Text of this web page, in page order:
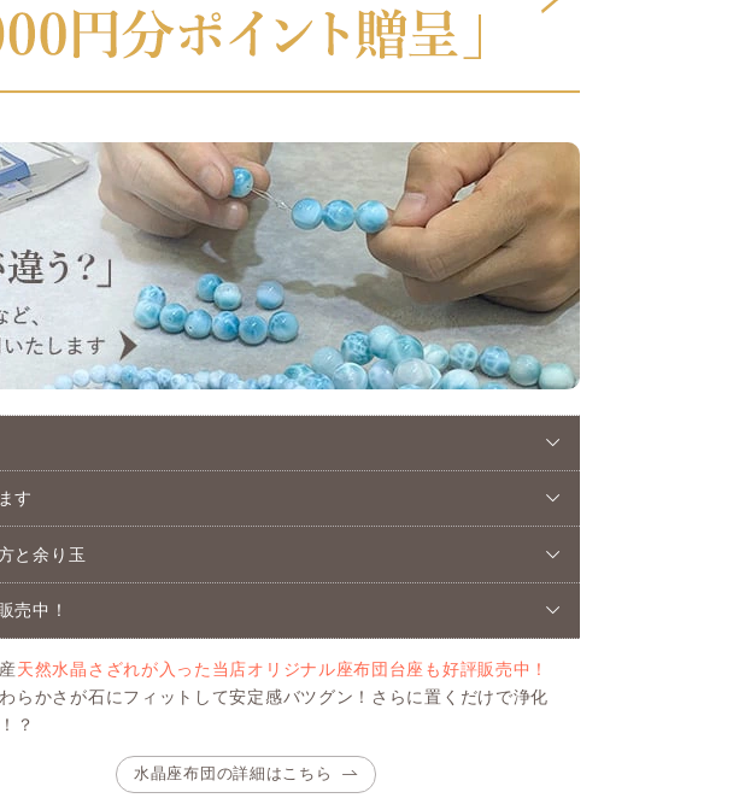
す
と余り玉
売中！
天然水晶さざれが入った当店オリジナル座布団台座も好評販売中！
らかさが石にフィットして安定感バツグン！さらに置くだけで浄化
？
水晶座布団の詳細はこちら